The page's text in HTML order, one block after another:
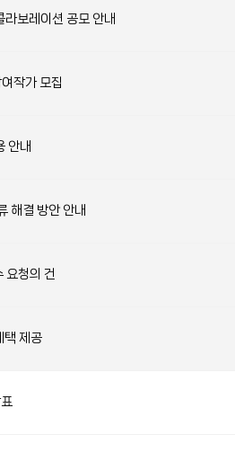
보레이션 공모 안내
작가 모집
안내
해결 방안 안내
요청의 건
택 제공